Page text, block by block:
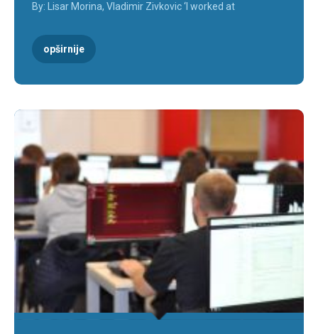
By: Lisar Morina, Vladimir Zivkovic ‘I worked at
opširnije